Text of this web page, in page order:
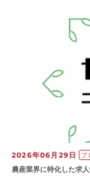
2026年06月29日 プ
農産業界に特化した求